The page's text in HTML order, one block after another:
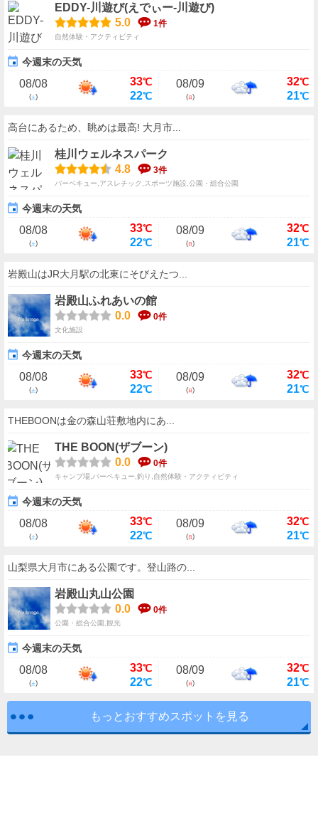
EDDY-川遊び(えでぃー-川遊び)
5.0
1件
自然体験・アクティビティ
今週末の天気
08/08
(土)
33℃
22℃
08/09
(日)
32℃
21℃
高台にあるため、眺めは最高! 大月市...
桂川ウェルネスパーク
4.8
3件
バーベキュー,アスレチック,スポーツ施設,公園・総合公園
今週末の天気
08/08
(土)
33℃
22℃
08/09
(日)
32℃
21℃
岩殿山はJR大月駅の北東にそびえたつ...
岩殿山ふれあいの館
0.0
0件
文化施設
今週末の天気
08/08
(土)
33℃
22℃
08/09
(日)
32℃
21℃
THEBOONは金の森山荘敷地内にあ...
THE BOON(ザブーン)
0.0
0件
キャンプ場,バーベキュー,釣り,自然体験・アクティビティ
今週末の天気
08/08
(土)
33℃
22℃
08/09
(日)
32℃
21℃
山梨県大月市にある公園です。登山路の...
岩殿山丸山公園
0.0
0件
公園・総合公園,観光
今週末の天気
08/08
(土)
33℃
22℃
08/09
(日)
32℃
21℃
もっとおすすめスポットを見る